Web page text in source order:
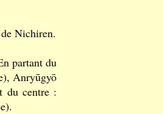
Nichiren.
partant du
Anryūgyō
du centre :